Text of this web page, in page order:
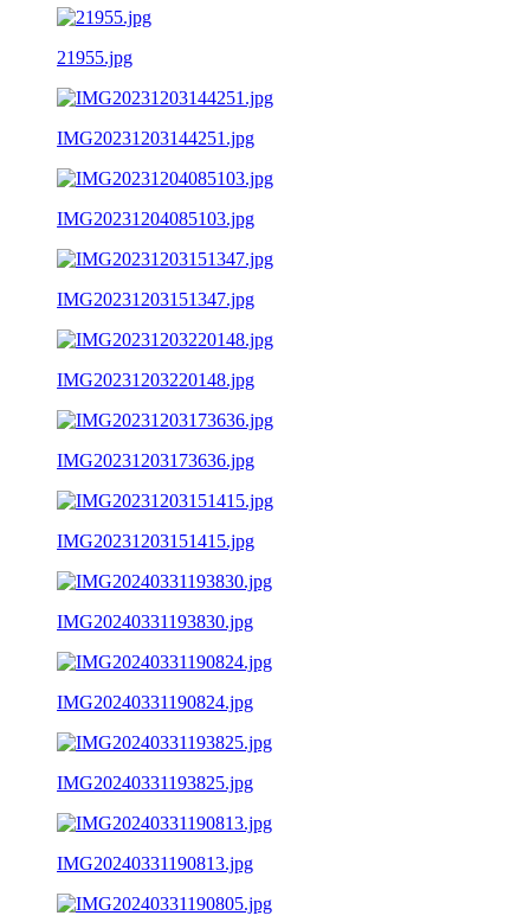
21955.jpg
IMG20231203144251.jpg
IMG20231204085103.jpg
IMG20231203151347.jpg
IMG20231203220148.jpg
IMG20231203173636.jpg
IMG20231203151415.jpg
IMG20240331193830.jpg
IMG20240331190824.jpg
IMG20240331193825.jpg
IMG20240331190813.jpg